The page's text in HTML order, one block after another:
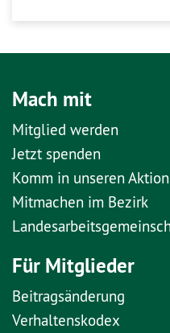
Mach mit
Mitglied werden
Jetzt spenden
Komm in unseren
Mitmachen im Bezirk
Für Mitglieder
Beitragsänderung
Verhaltenskodex